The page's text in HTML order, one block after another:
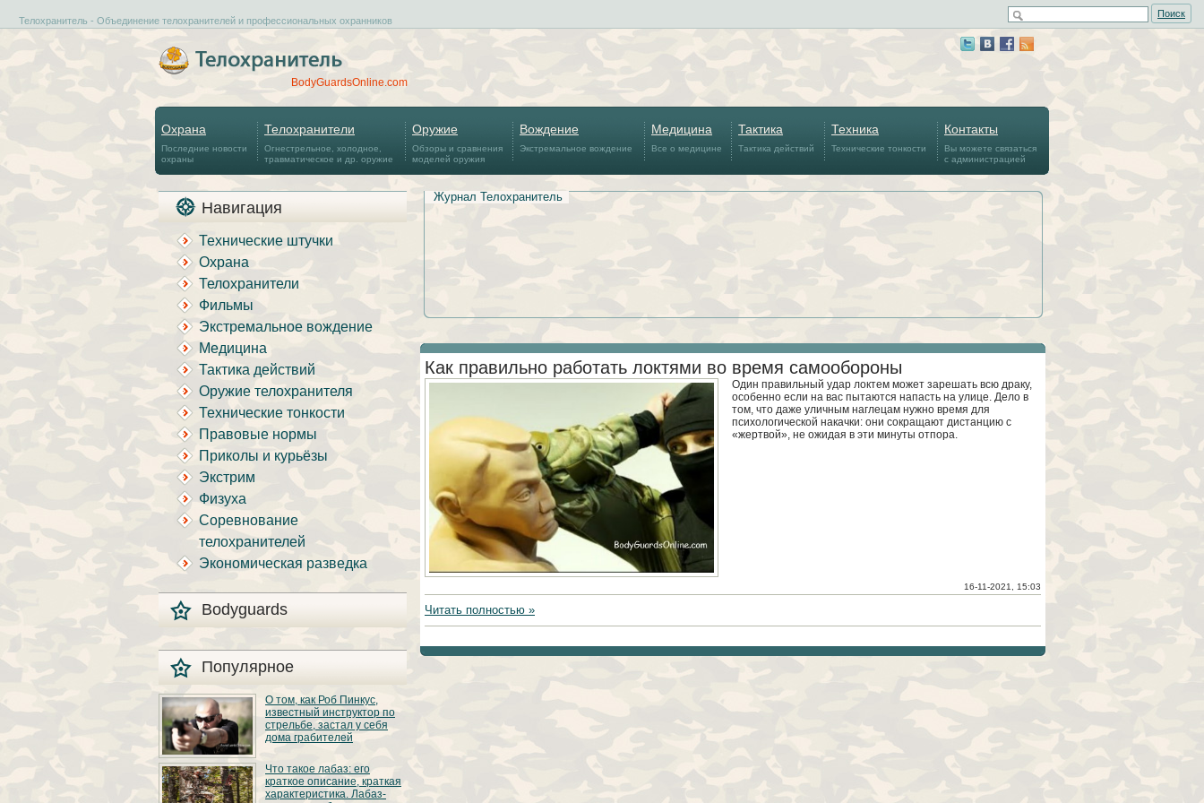
Телохранитель - Объединение телохранителей и профессиональных охранников
Поиск
BodyGuardsOnline.com
Охрана
Последние новости
охраны
Телохранители
Огнестрельное, холодное,
травматическое и др. оружие
Оружие
Обзоры и сравнения
моделей оружия
Вождение
Экстремальное вождение
Медицина
Все о медицине
Тактика
Тактика действий
Техника
Технические тонкости
Контакты
Вы можете связаться
с администрацией
Навигация
Технические штучки
Охрана
Телохранители
Фильмы
Экстремальное вождение
Медицина
Тактика действий
Оружие телохранителя
Технические тонкости
Правовые нормы
Приколы и курьёзы
Экстрим
Физуха
Соревнование
телохранителей
Экономическая разведка
Bodyguards
Популярное
О том, как Роб Пинкус,
известный инструктор по
стрельбе, застал у себя
дома грабителей
Вот вы всё говорите:
«В США круто, там
можно любого
постороннего в своём
Что такое лабаз: его
краткое описание, краткая
характеристика. Лабаз-
Журнал Телохранитель
16-11-2021, 15:03
Как правильно работать локтями во время самообороны
Один правильный удар локтем может зарешать всю драку,
особенно если на вас пытаются напасть на улице. Дело в
том, что даже уличным наглецам нужно время для
психологической накачки: они сокращают дистанцию с
«жертвой», не ожидая в эти минуты отпора.
Читать полностью »